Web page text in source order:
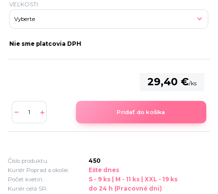
VEĽKOSTI
Nie sme platcovia DPH
29,40 €/ks
Pridať do košíka
Číslo produktu:
450
Kuriér Poprad a okolie:
Ešte dnes
Počet kvetín:
S - 9 ks | M - 11 ks | XXL - 19 ks
Kuriér celá SR:
do 24 h (Pracovné dni)